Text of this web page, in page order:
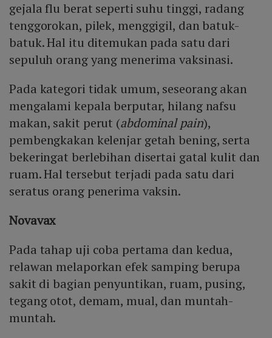
gejala flu berat seperti suhu tinggi, radang
tenggorokan, pilek, menggigil, dan batuk-
batuk. Hal itu ditemukan pada satu dari
sepuluh orang yang menerima vaksinasi.
Pada kategori tidak umum, seseorang akan
mengalami kepala berputar, hilang nafsu
makan, sakit perut (abdominal pain),
pembengkakan kelenjar getah bening, serta
bekeringat berlebihan disertai gatal kulit dan
ruam. Hal tersebut terjadi pada satu dari
seratus orang penerima vaksin.
Novavax
Pada tahap uji coba pertama dan kedua,
relawan melaporkan efek samping berupa
sakit di bagian penyuntikan, ruam, pusing,
tegang otot, demam, mual, dan muntah-
muntah.